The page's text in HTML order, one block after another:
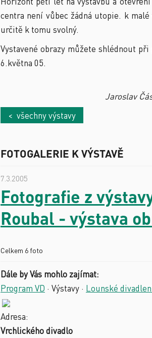
centra není vůbec žádná utopie. k malé
určitě k tomu svolný.
Vystavené obrazy můžete shlédnout při
6.května 05.
Jaroslav
< všechny výstavy
FOTOGALERIE K VÝSTAVĚ
7.3.2005
Fotografie z
Roubal - výstava
Celkem 6 foto
Dále by Vás mohlo zajímat:
Program VD · Výstavy · Lounské
Adresa:
Vrchlického divadlo